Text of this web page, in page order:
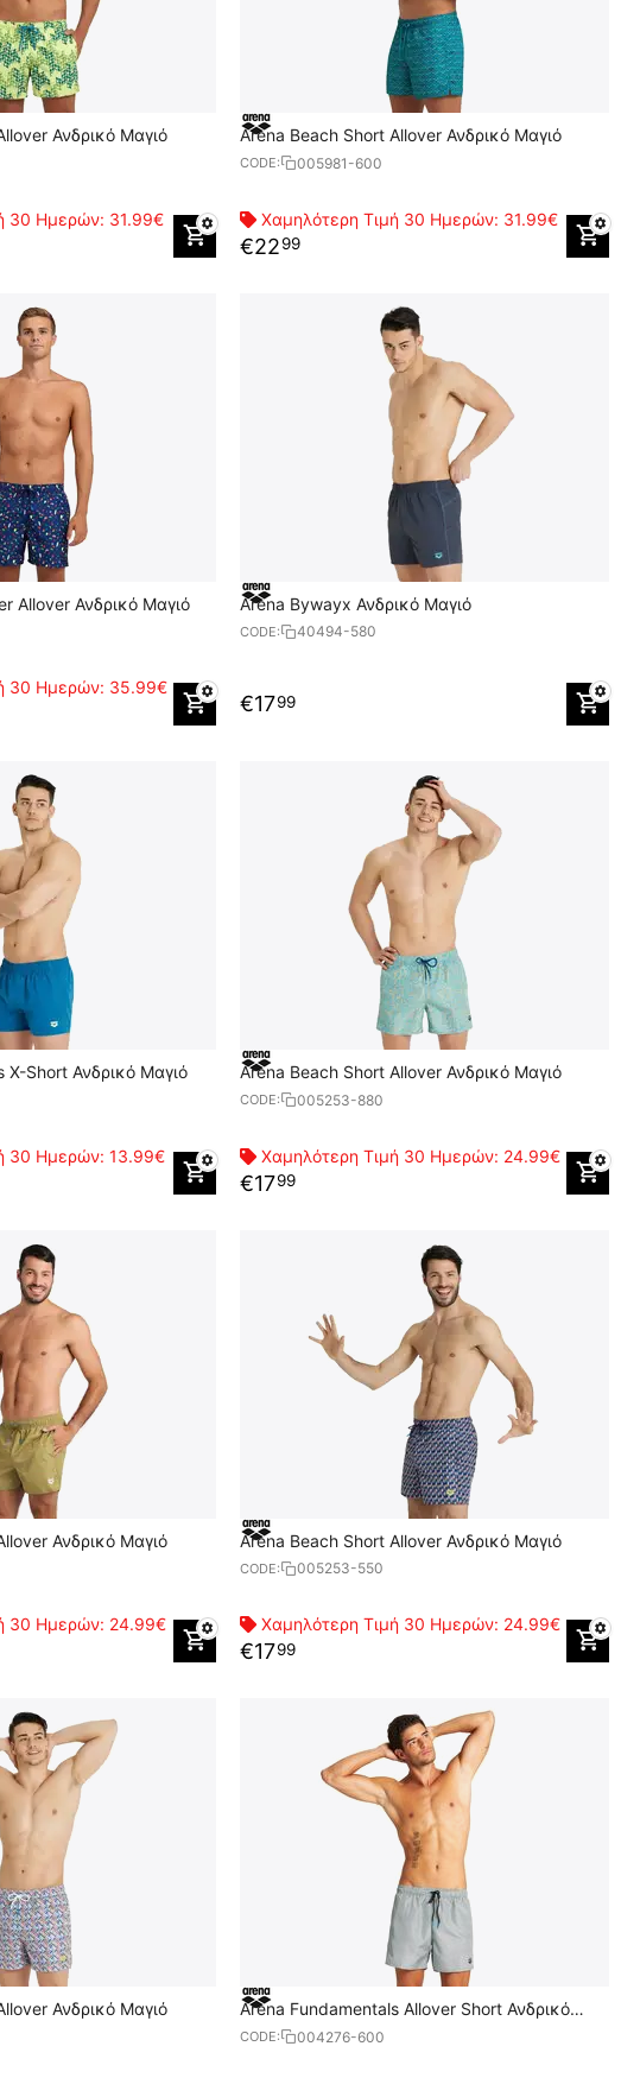
Ανδρικό Μαγιό
30 Ημερών: 31.99€
Arena Beach Short Allover Ανδρικό Μαγιό
CODE: 005981-600
Χαμηλότερη Τιμή 30 Ημερών: 31.99€
€2299
Allover Ανδρικό Μαγιό
30 Ημερών: 35.99€
Arena Bywayx Ανδρικό Μαγιό
CODE: 40494-580
€1799
X-Short Ανδρικό Μαγιό
30 Ημερών:13.99€
Arena Beach Short Allover Ανδρικό Μαγιό
CODE: 005253-880
Χαμηλότερη Τιμή 30 Ημερών: 24.99€
€1799
Ανδρικό Μαγιό
30 Ημερών: 24.99€
Arena Beach Short Allover Ανδρικό Μαγιό
CODE: 005253-550
Χαμηλότερη Τιμή 30 Ημερών: 24.99€
€1799
Ανδρικό Μαγιό
Arena Fundamentals Allover Short Ανδρικό
Μαγιό
CODE: 004276-600